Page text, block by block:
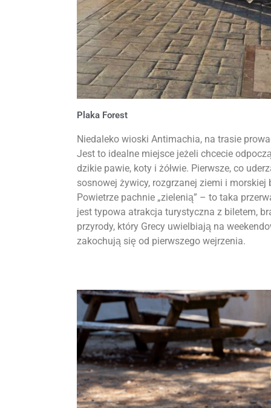
Plaka Forest
Niedaleko wioski Antimachia, na trasie
Jest to idealne miejsce jeżeli chcecie
dzikie pawie, koty i żółwie. Pierwsze, co
sosnowej żywicy, rozgrzanej ziemi i morskiej
Powietrze pachnie „zielenią” – to taka
jest typowa atrakcja turystyczna z biletem,
przyrody, który Grecy uwielbiają na
zakochują się od pierwszego wejrzenia.